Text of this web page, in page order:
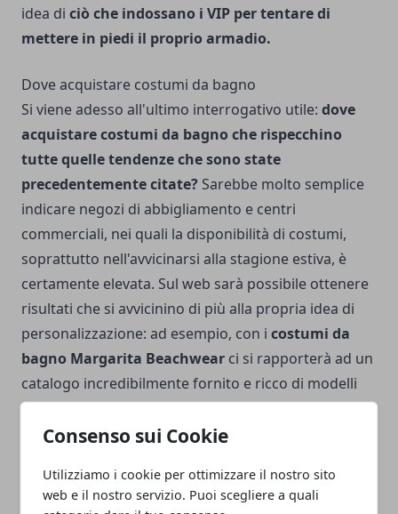
Consenso sui Cookie
Utilizziamo i cookie per ottimizzare il nostro sito
web e il nostro servizio. Puoi scegliere a quali
idea di ciò che indossano i VIP per tentare di
mettere in piedi il proprio armadio.
Dove acquistare costumi da bagno
Si viene adesso all'ultimo interrogativo utile: dove
acquistare costumi da bagno che rispecchino
tutte quelle tendenze che sono state
precedentemente citate? Sarebbe molto semplice
indicare negozi di abbigliamento e centri
commerciali, nei quali la disponibilità di costumi,
soprattutto nell'avvicinarsi alla stagione estiva, è
certamente elevata. Sul web sarà possibile ottenere
risultati che si avvicinino di più alla propria idea di
personalizzazione: ad esempio, con i costumi da
bagno Margarita Beachwear ci si rapporterà ad un
catalogo incredibilmente fornito e ricco di modelli
eccezionali, che rispecchiano tutte le tendenze
cromatiche, stilistiche e artistiche del momento. Non